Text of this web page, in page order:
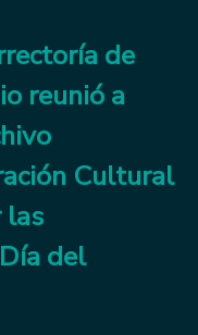
de
reunió a
Cultural
las
del